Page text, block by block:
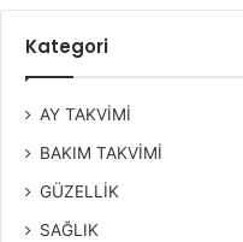
Kategori
AY TAKVİMİ
BAKIM TAKVİMİ
GÜZELLİK
SAĞLIK